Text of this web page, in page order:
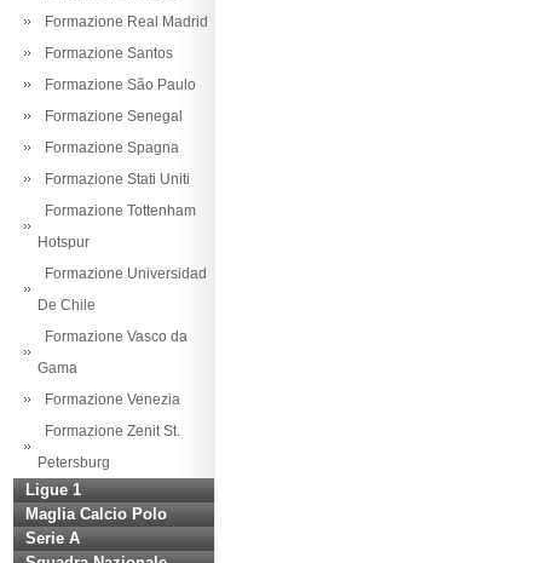
Formazione Real Madrid
Formazione Santos
Formazione São Paulo
Formazione Senegal
Formazione Spagna
Formazione Stati Uniti
Formazione Tottenham
Hotspur
Formazione Universidad
De Chile
Formazione Vasco da
Gama
Formazione Venezia
Formazione Zenit St.
Petersburg
Ligue 1
Maglia Calcio Polo
Serie A